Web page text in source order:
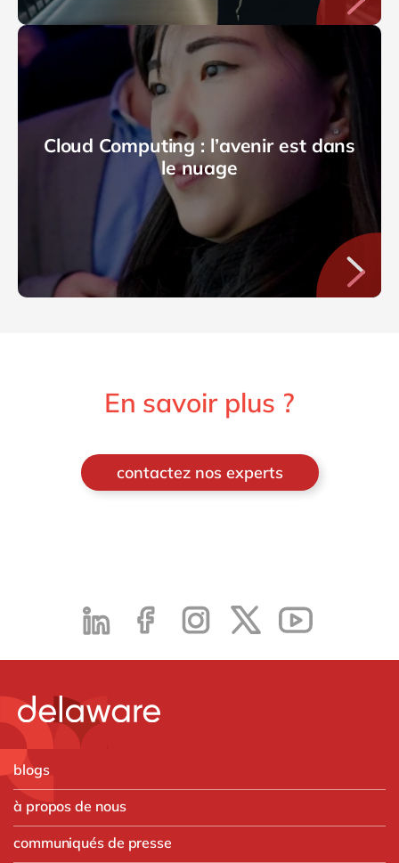
Cloud Computing : l’avenir est dans
le nuage
En savoir plus ?
contactez nos experts
blogs
à propos de nous
communiqués de presse